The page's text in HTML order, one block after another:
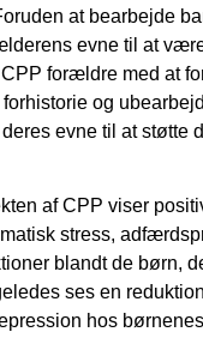
at bearbejde
evne til at
forældre med at
og
evne til at støtte
af CPP viser
stress,
blandt de børn,
ses en
hos børnenes